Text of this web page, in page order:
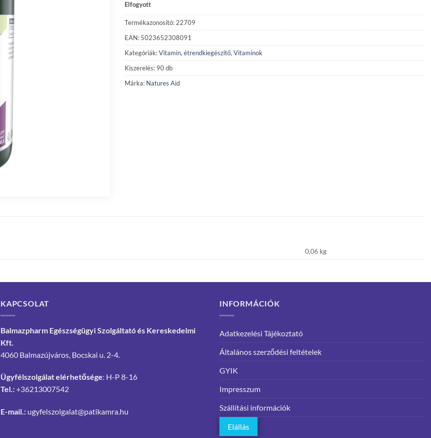
Elfogyott
Termékazonosító: 22709
EAN: 5023652308091
Kategóriák:Vitamin, étrendkiegészítő, Vitaminok
Kiszerelés: 90 db
Márka: Natures Aid
0,06 kg
KAPCSOLAT
Balmazpharm Egészségügyi Szolgáltató és Kereskedelmi
Kft.
4060 Balmazújváros, Bocskai u. 2-4.
Ügyfélszolgálat elérhetősége: H-P 8-16
Tel.:+36213007542
E-mail.: ugyfelszolgalat@patikamra.hu
INFORMÁCIÓK
Adatkezelési Tájékoztató
Általános szerződési feltételek
GYIK
Impresszum
Szállítási információk
Elállás